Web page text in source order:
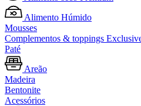
Alimento Húmido
Mousses
Complementos & toppings
Paté
Areão
Madeira
Bentonite
Acessórios